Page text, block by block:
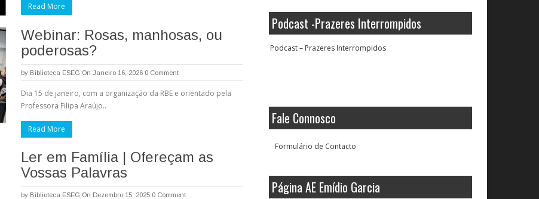
Read More
Webinar: Rosas, manhosas, ou
poderosas?
by Biblioteca ESEG On Janeiro 16, 2026 0 Comment
Dia 15 de janeiro, com a organização da RBE e orientado pela
Professora Filipa Araújo..
Read More
Ler em Família | Ofereçam as
Vossas Palavras
by Biblioteca ESEG On Dezembro 15, 2025 0 Comment
Podcast -Prazeres Interrompidos
Podcast – Prazeres Interrompidos
Fale Connosco
Formulário de Contacto
Página AE Emídio Garcia